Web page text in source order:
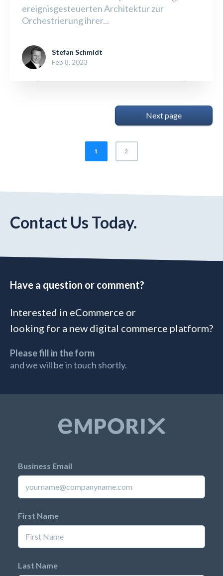
ereignisgesteuerten Architektur zur
Orchestrierung ihrer...
Stefan Schmidt
Feb 8, 2023
1 2
Next page
Contact Us Today.
Have a question or comment?
Interested in eCommerce or
looking for a new digital commerce platform?
Please fill in the form
and we will be in touch shortly.
Business Email
First Name
Last Name